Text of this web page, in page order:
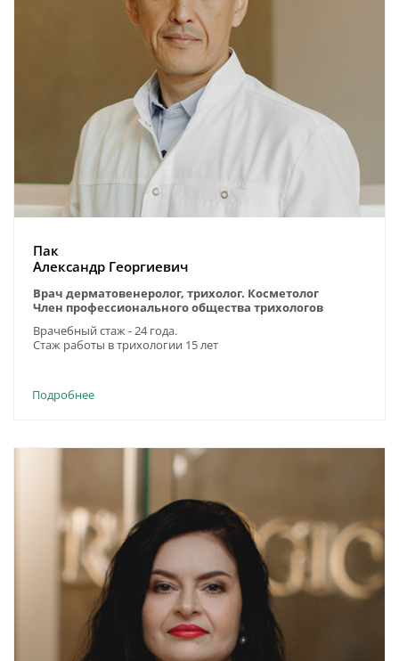
Пак
Александр Георгиевич
Врач дерматовенеролог, трихолог. Косметолог
Член профессионального общества трихологов
Врачебный стаж - 24 года.
Стаж работы в трихологии 15 лет
Подробнее